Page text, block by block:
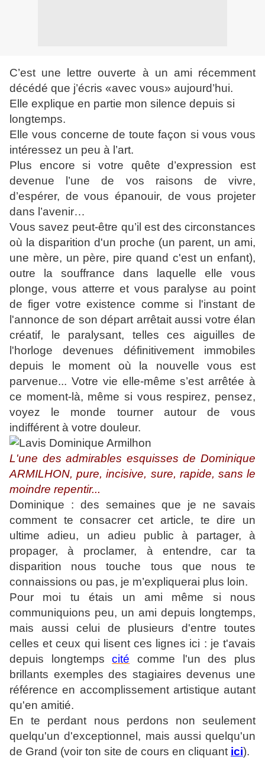
C’est une lettre ouverte à un ami récemment
décédé que j’écris «avec vous» aujourd’hui.
Elle explique en partie mon silence depuis si
longtemps.
Elle vous concerne de toute façon si vous vous
intéressez un peu à l’art.
Plus encore si votre quête d’expression est
devenue l’une de vos raisons de vivre,
d’espérer, de vous épanouir, de vous projeter
dans l’avenir…
Vous savez peut-être qu’il est des circonstances
où la disparition d'un proche (un parent, un ami,
une mère, un père, pire quand c'est un enfant),
outre la souffrance dans laquelle elle vous
plonge, vous atterre et vous paralyse au point
de figer votre existence comme si l'instant de
l'annonce de son départ arrêtait aussi votre élan
créatif, le paralysant, telles ces aiguilles de
l'horloge devenues définitivement immobiles
depuis le moment où la nouvelle vous est
parvenue... Votre vie elle-même s’est arrêtée à
ce moment-là, même si vous respirez, pensez,
voyez le monde tourner autour de vous
indifférent à votre douleur.
L'une des admirables esquisses de Dominique
ARMILHON, pure, incisive, sure, rapide, sans le
moindre repentir...
Dominique : des semaines que je ne savais
comment te consacrer cet article, te dire un
ultime adieu, un adieu public à partager, à
propager, à proclamer, à entendre, car ta
disparition nous touche tous que nous te
connaissions ou pas, je m’expliquerai plus loin.
Pour moi tu étais un ami même si nous
communiquions peu, un ami depuis longtemps,
mais aussi celui de plusieurs d'entre toutes
celles et ceux qui lisent ces lignes ici : je t'avais
depuis longtempscité comme l'un des plus
brillants exemples des stagiaires devenus une
référence en accomplissement artistique autant
qu'en amitié.
En te perdant nous perdons non seulement
quelqu'un d'exceptionnel, mais aussi quelqu'un
de Grand (voir ton site de cours en cliquant ici).